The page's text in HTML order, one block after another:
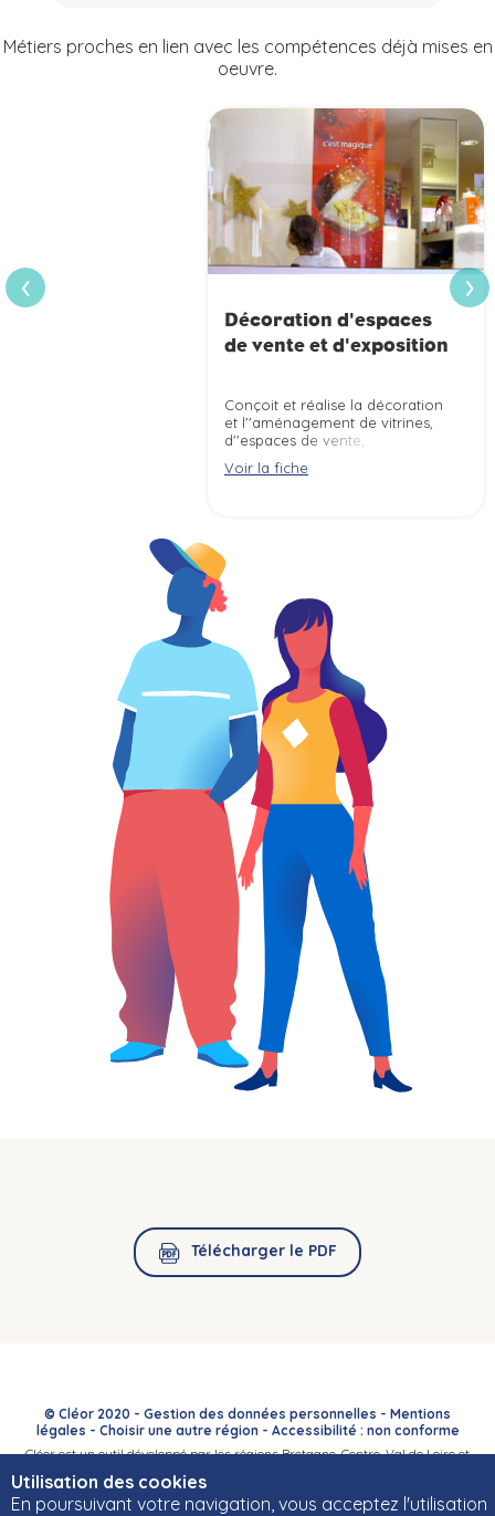
Utilisation des cookies
En poursuivant votre navigation, vous acceptez l'utilisation
Métiers proches en lien avec les compétences déjà mises en
oeuvre.
Décoration d'espaces
de vente et d'exposition
Conçoit et réalise la décoration
et l''aménagement de vitrines,
d''espaces de vente,
des produits, des services,
réglementations du commerce
bâtiment.
Voir la fiche
‹
›
Télécharger le PDF
© Cléor 2020 - Gestion des données personnelles - Mentions
légales - Choisir une autre région- Accessibilité : non conforme
Cléor est un outil développé par les régions Bretagne, Centre-Val de Loire et